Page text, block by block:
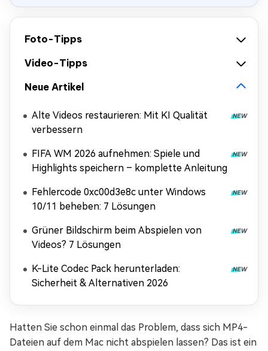
Foto-Tipps
Video-Tipps
Neue Artikel
Alte Videos restaurieren: Mit KI Qualität
verbessern
FIFA WM 2026 aufnehmen: Spiele und
Highlights speichern – komplette Anleitung
Fehlercode 0xc00d3e8c unter Windows
10/11 beheben: 7 Lösungen
Grüner Bildschirm beim Abspielen von
Videos? 7 Lösungen
K-Lite Codec Pack herunterladen:
Sicherheit & Alternativen 2026
Hatten Sie schon einmal das Problem, dass sich MP4-
Dateien auf dem Mac nicht abspielen lassen? Das ist ein